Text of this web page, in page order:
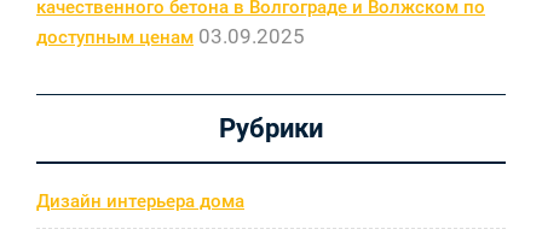
качественного бетона в Волгограде и Волжском по
доступным ценам 03.09.2025
Рубрики
Дизайн интерьера дома